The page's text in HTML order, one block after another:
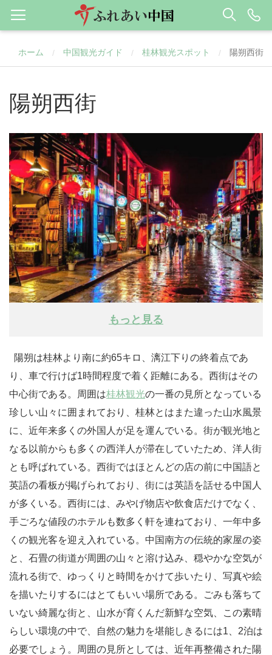
ホーム / 中国観光ガイド / 桂林観光スポット / 陽朔西街
陽朔西街
もっと見る
陽朔は桂林より南に約65キロ、漓江下りの終着点であ
り、車で行けば1時間程度で着く距離にある。西街はその
中心街である。周囲は桂林観光の一番の見所となっている
珍しい山々に囲まれており、桂林とはまた違った山水風景
に、近年来多くの外国人が足を運んでいる。街が観光地と
なる以前からも多くの西洋人が滞在していたため、洋人街
とも呼ばれている。西街ではほとんどの店の前に中国語と
英語の看板が掲げられており、街には英語を話せる中国人
が多くいる。西街には、みやげ物店や飲食店だけでなく、
手ごろな値段のホテルも数多く軒を連ねており、一年中多
くの観光客を迎え入れている。中国南方の伝統的家屋の姿
と、石畳の街道が周囲の山々と溶け込み、穏やかな空気が
流れる街で、ゆっくりと時間をかけて歩いたり、写真や絵
を描いたりするにはとてもいい場所である。ごみも落ちて
いない綺麗な街と、山水が育くんだ新鮮な空気、この素晴
らしい環境の中で、自然の魅力を堪能しきるには1、2泊は
必要でしょう。周囲の見所としては、近年再整備された陽